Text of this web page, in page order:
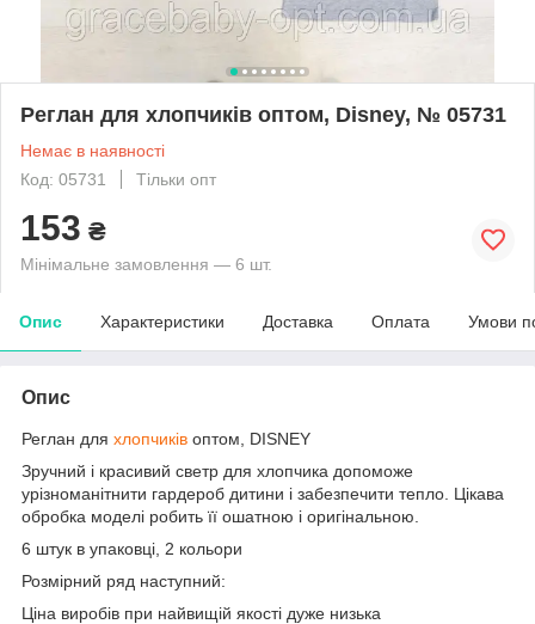
Реглан для хлопчиків оптом, Disney, № 05731
Немає в наявності
Код: 05731
Тільки опт
153 ₴
Мінімальне замовлення — 6 шт.
Опис Характеристики Доставка Оплата Умови
Опис
Реглан для хлопчиків оптом, DISNEY
Зручний і красивий светр для хлопчика допоможе
урізноманітнити гардероб дитини і забезпечити тепло. Цікава
обробка моделі робить її ошатною і оригінальною.
6 штук в упаковці, 2 кольори
Розмірний ряд наступний:
Ціна виробів при найвищій якості дуже низька